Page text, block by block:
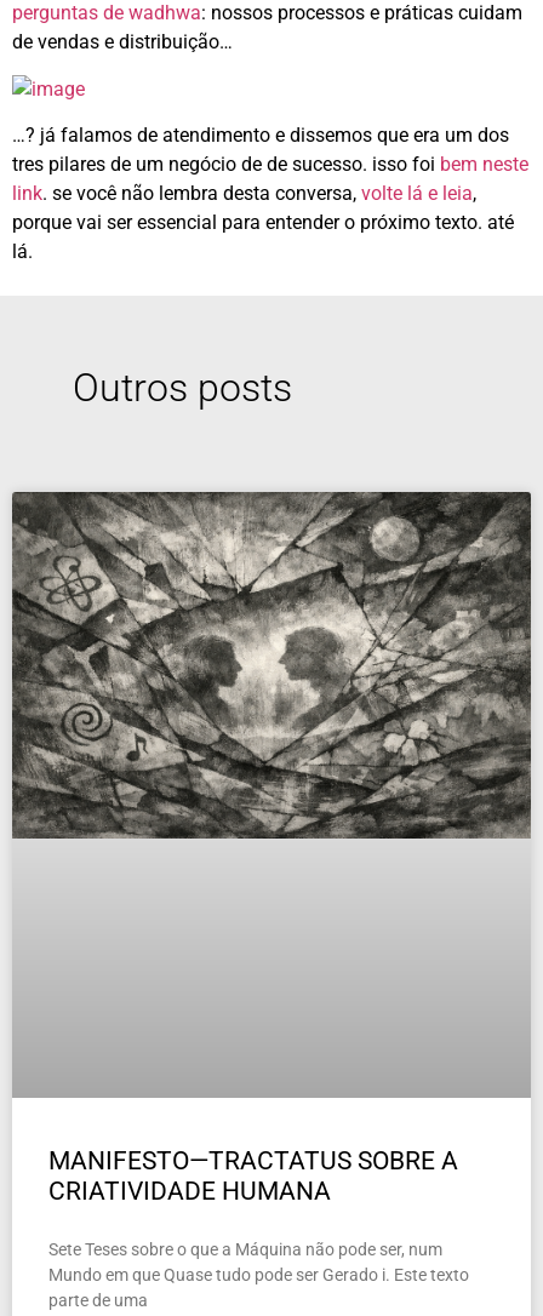
perguntas de wadhwa: nossos processos e práticas cuidam
de vendas e distribuição…
…? já falamos de atendimento e dissemos que era um dos
tres pilares de um negócio de de sucesso. isso foi bem neste
link. se você não lembra desta conversa, volte lá e leia,
porque vai ser essencial para entender o próximo texto. até
lá.
Outros posts
MANIFESTO—TRACTATUS SOBRE A
CRIATIVIDADE HUMANA
Sete Teses sobre o que a Máquina não pode ser, num
Mundo em que Quase tudo pode ser Gerado i. Este texto
parte de uma